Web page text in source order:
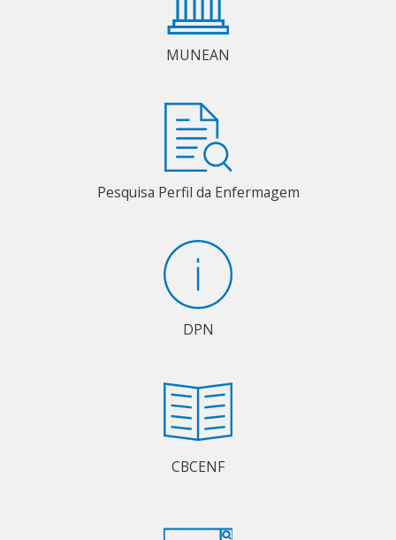
MUNEAN
Pesquisa Perfil da Enfermagem
DPN
CBCENF